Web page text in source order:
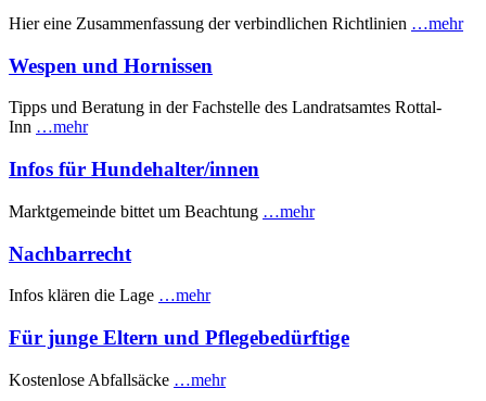
Hier eine Zusammenfassung der verbindlichen Richtlinien …mehr
Wespen und Hornissen
Tipps und Beratung in der Fachstelle des Landratsamtes Rottal-
Inn …mehr
Infos für Hundehalter/innen
Marktgemeinde bittet um Beachtung …mehr
Nachbarrecht
Infos klären die Lage …mehr
Für junge Eltern und Pflegebedürftige
Kostenlose Abfallsäcke …mehr